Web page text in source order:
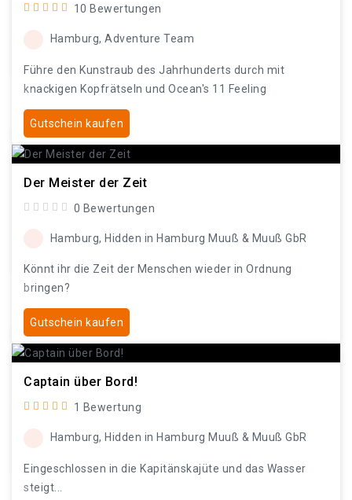
10 Bewertungen
Hamburg, Adventure Team
Führe den Kunstraub des Jahrhunderts durch mit
knackigen Kopfrätseln und Ocean's 11 Feeling
Gutschein kaufen
Der Meister der Zeit
0 Bewertungen
Hamburg, Hidden in Hamburg Muuß & Muuß GbR
Könnt ihr die Zeit der Menschen wieder in Ordnung
bringen?
Gutschein kaufen
Captain über Bord!
1 Bewertung
Hamburg, Hidden in Hamburg Muuß & Muuß GbR
Eingeschlossen in die Kapitänskajüte und das Wasser
steigt...